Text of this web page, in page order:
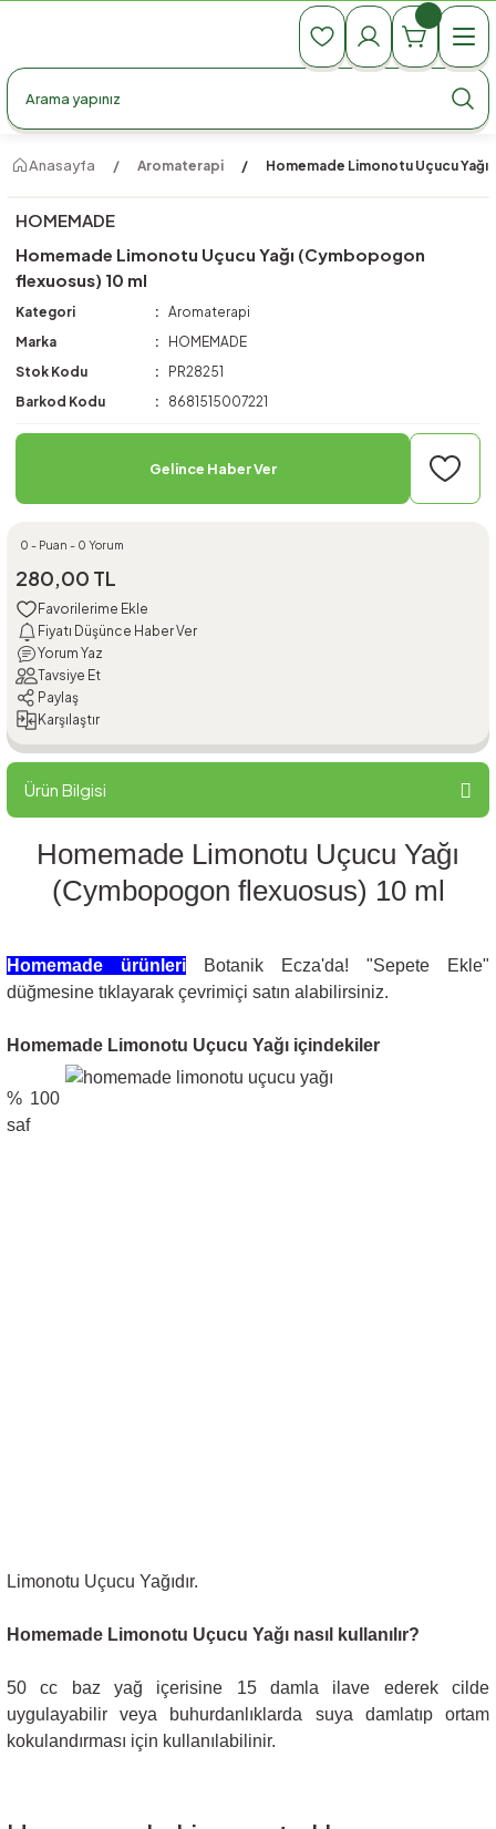
990 TL Üzeri Ücretsiz Kargo
990 TL Üzeri Ücretsiz Kargo
Anasayfa Aromaterapi Homemade Limonotu Uçucu
HOMEMADE
Homemade Limonotu Uçucu Yağı (Cymbopogon
flexuosus) 10 ml
Kategori
Aromaterapi
Marka
HOMEMADE
Stok Kodu
PR28251
Barkod Kodu
8681515007221
Gelince Haber Ver
0 - Puan - 0 Yorum
280,00 TL
Fiyatı Düşünce Haber Ver
Yorum Yaz
Tavsiye Et
Paylaş
Karşılaştır
Ürün Bilgisi
Homemade Limonotu Uçucu Yağı
(Cymbopogon flexuosus) 10 ml
Homemade ürünleri Botanik Ecza'da! "Sepete Ekle"
düğmesine tıklayarak çevrimiçi satın alabilirsiniz.
Homemade Limonotu Uçucu Yağı içindekiler
% 100
saf
Limonotu Uçucu Yağıdır.
Homemade Limonotu Uçucu Yağı nasıl kullanılır?
50 cc baz yağ içerisine 15 damla ilave ederek cilde
uygulayabilir veya buhurdanlıklarda suya damlatıp ortam
kokulandırması için kullanılabilinir.